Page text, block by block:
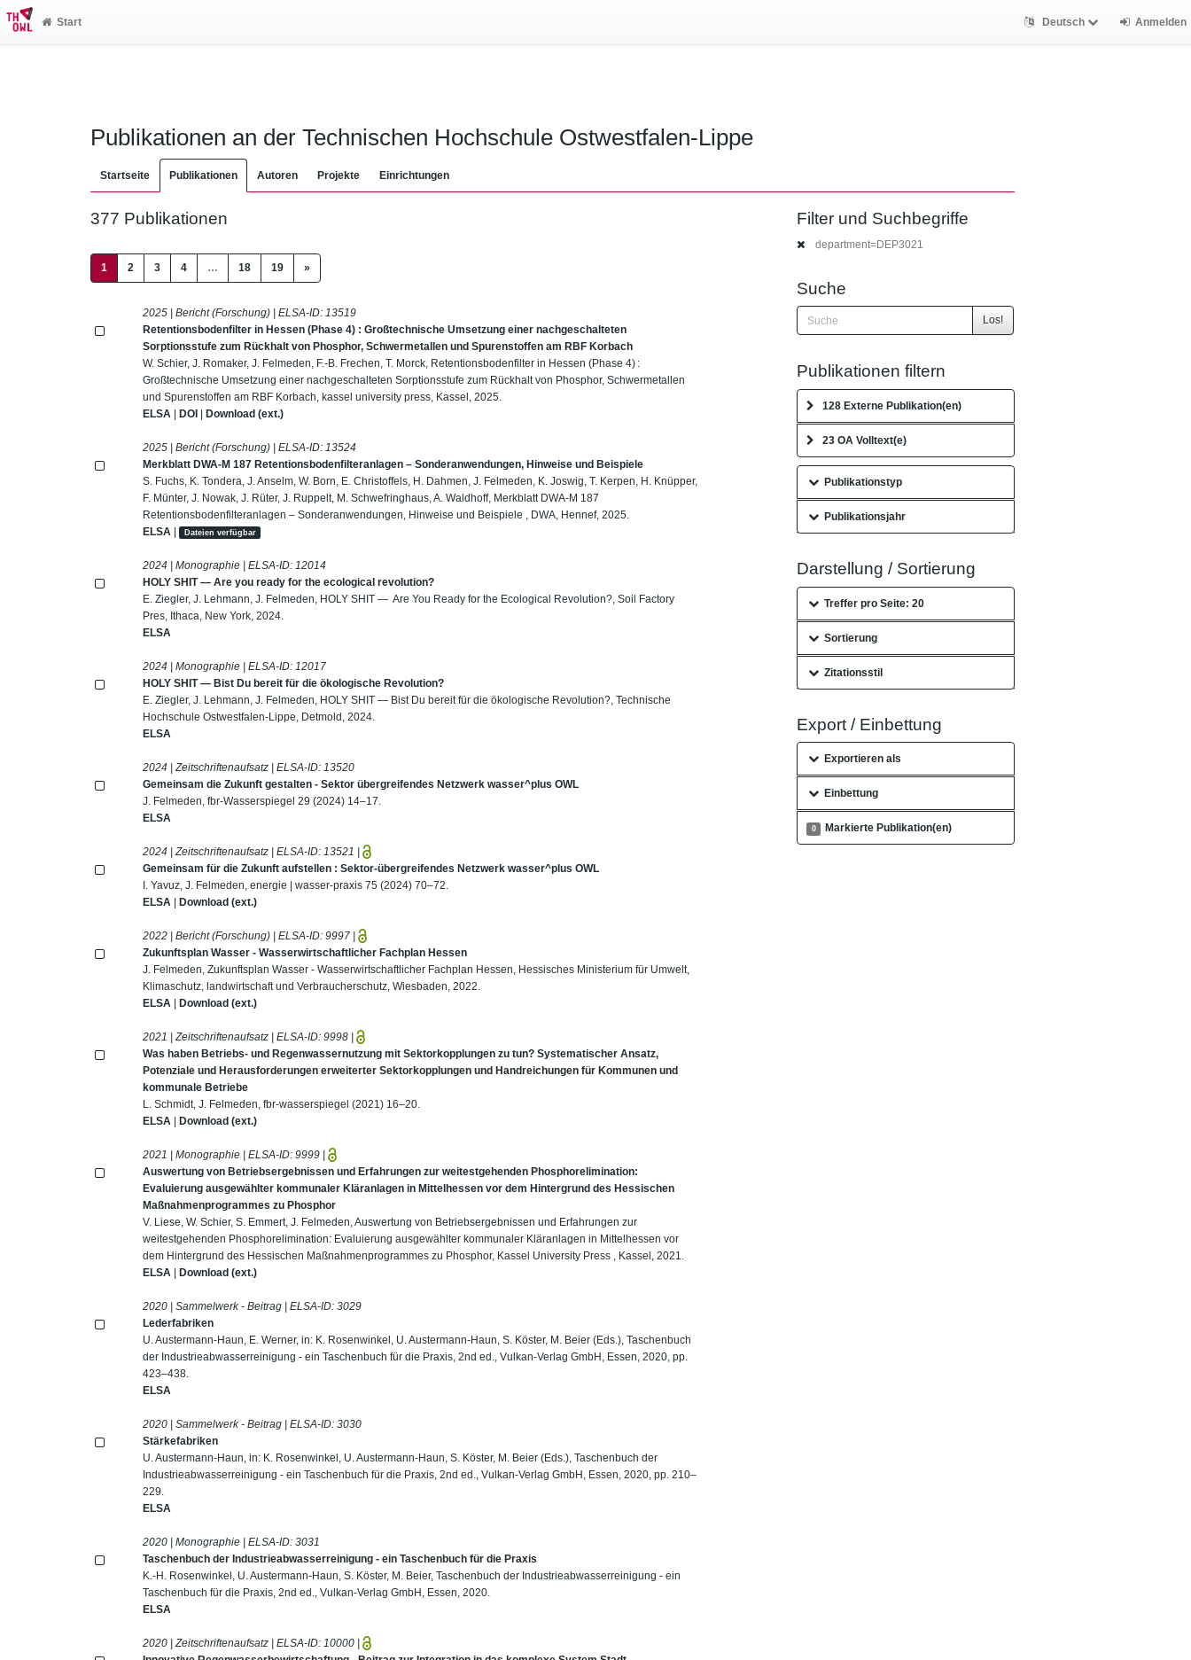
Start Deutsch Anmelden
Publikationen an der Technischen Hochschule Ostwestfalen-Lippe
Startseite Publikationen Autoren Projekte Einrichtungen
377 Publikationen
1 (current)
2 3 4 … 18 19 »
2025 | Bericht (Forschung) | ELSA-ID: 13519
Retentionsbodenfilter in Hessen (Phase 4) : Großtechnische Umsetzung einer nachgeschalteten
Sorptionsstufe zum Rückhalt von Phosphor, Schwermetallen und Spurenstoffen am RBF Korbach
W. Schier, J. Romaker, J. Felmeden, F.-B. Frechen, T. Morck, Retentionsbodenfilter in Hessen (Phase 4) :
Großtechnische Umsetzung einer nachgeschalteten Sorptionsstufe zum Rückhalt von Phosphor, Schwermetallen
und Spurenstoffen am RBF Korbach, kassel university press, Kassel, 2025.
ELSA |DOI |Download (ext.)
2025 | Bericht (Forschung) | ELSA-ID: 13524
Merkblatt DWA-M 187 Retentionsbodenfilteranlagen – Sonderanwendungen, Hinweise und Beispiele
S. Fuchs, K. Tondera, J. Anselm, W. Born, E. Christoffels, H. Dahmen, J. Felmeden, K. Joswig, T. Kerpen, H. Knüpper,
F. Münter, J. Nowak, J. Rüter, J. Ruppelt, M. Schwefringhaus, A. Waldhoff, Merkblatt DWA-M 187
Retentionsbodenfilteranlagen – Sonderanwendungen, Hinweise und Beispiele , DWA, Hennef, 2025.
ELSA | Dateien verfügbar
2024 | Monographie | ELSA-ID: 12014
HOLY SHIT — Are you ready for the ecological revolution?
E. Ziegler, J. Lehmann, J. Felmeden, HOLY SHIT — Are You Ready for the Ecological Revolution?, Soil Factory
Pres, Ithaca, New York, 2024.
ELSA
2024 | Monographie | ELSA-ID: 12017
HOLY SHIT — Bist Du bereit für die ökologische Revolution?
E. Ziegler, J. Lehmann, J. Felmeden, HOLY SHIT — Bist Du bereit für die ökologische Revolution?, Technische
Hochschule Ostwestfalen-Lippe, Detmold, 2024.
ELSA
2024 | Zeitschriftenaufsatz | ELSA-ID: 13520
Gemeinsam die Zukunft gestalten - Sektor übergreifendes Netzwerk wasser^plus OWL
J. Felmeden, fbr-Wasserspiegel 29 (2024) 14–17.
ELSA
2024 | Zeitschriftenaufsatz | ELSA-ID: 13521 |
Gemeinsam für die Zukunft aufstellen : Sektor-übergreifendes Netzwerk wasser^plus OWL
I. Yavuz, J. Felmeden, energie | wasser-praxis 75 (2024) 70–72.
ELSA |Download (ext.)
2022 | Bericht (Forschung) | ELSA-ID:9997 |
Zukunftsplan Wasser - Wasserwirtschaftlicher Fachplan Hessen
J. Felmeden, Zukunftsplan Wasser - Wasserwirtschaftlicher Fachplan Hessen, Hessisches Ministerium für Umwelt,
Klimaschutz, landwirtschaft und Verbraucherschutz, Wiesbaden, 2022.
ELSA |Download (ext.)
2021 | Zeitschriftenaufsatz | ELSA-ID:9998 |
Was haben Betriebs- und Regenwassernutzung mit Sektorkopplungen zu tun? Systematischer Ansatz,
Potenziale und Herausforderungen erweiterter Sektorkopplungen und Handreichungen für Kommunen und
kommunale Betriebe
L. Schmidt, J. Felmeden, fbr-wasserspiegel (2021) 16–20.
ELSA |Download (ext.)
2021 | Monographie | ELSA-ID:9999 |
Auswertung von Betriebsergebnissen und Erfahrungen zur weitestgehenden Phosphorelimination:
Evaluierung ausgewählter kommunaler Kläranlagen in Mittelhessen vor dem Hintergrund des Hessischen
Maßnahmenprogrammes zu Phosphor
V. Liese, W. Schier, S. Emmert, J. Felmeden, Auswertung von Betriebsergebnissen und Erfahrungen zur
weitestgehenden Phosphorelimination: Evaluierung ausgewählter kommunaler Kläranlagen in Mittelhessen vor
dem Hintergrund des Hessischen Maßnahmenprogrammes zu Phosphor, Kassel University Press , Kassel, 2021.
ELSA |Download (ext.)
2020 | Sammelwerk - Beitrag | ELSA-ID:3029
Lederfabriken
U. Austermann-Haun, E. Werner, in: K. Rosenwinkel, U. Austermann-Haun, S. Köster, M. Beier (Eds.), Taschenbuch
der Industrieabwasserreinigung - ein Taschenbuch für die Praxis, 2nd ed., Vulkan-Verlag GmbH, Essen, 2020, pp.
423–438.
ELSA
2020 | Sammelwerk - Beitrag | ELSA-ID:3030
Stärkefabriken
U. Austermann-Haun, in: K. Rosenwinkel, U. Austermann-Haun, S. Köster, M. Beier (Eds.), Taschenbuch der
Industrieabwasserreinigung - ein Taschenbuch für die Praxis, 2nd ed., Vulkan-Verlag GmbH, Essen, 2020, pp. 210–
229.
ELSA
2020 | Monographie | ELSA-ID:3031
Taschenbuch der Industrieabwasserreinigung - ein Taschenbuch für die Praxis
K.-H. Rosenwinkel, U. Austermann-Haun, S. Köster, M. Beier, Taschenbuch der Industrieabwasserreinigung - ein
Taschenbuch für die Praxis, 2nd ed., Vulkan-Verlag GmbH, Essen, 2020.
ELSA
2020 | Zeitschriftenaufsatz | ELSA-ID: 10000 |
Filter und Suchbegriffe
department=DEP3021
Suche
Los!
Publikationen filtern
128 Externe Publikation(en)
23 OA Volltext(e)
Publikationstyp
Publikationsjahr
Darstellung / Sortierung
Treffer pro Seite: 20
Sortierung
Zitationsstil
Export / Einbettung
Exportieren als
Einbettung
0 Markierte Publikation(en)